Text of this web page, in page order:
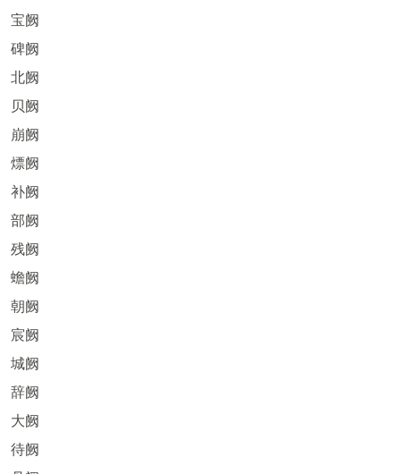
宝阙
碑阙
北阙
贝阙
崩阙
熛阙
补阙
部阙
残阙
蟾阙
朝阙
宸阙
城阙
辞阙
大阙
待阙